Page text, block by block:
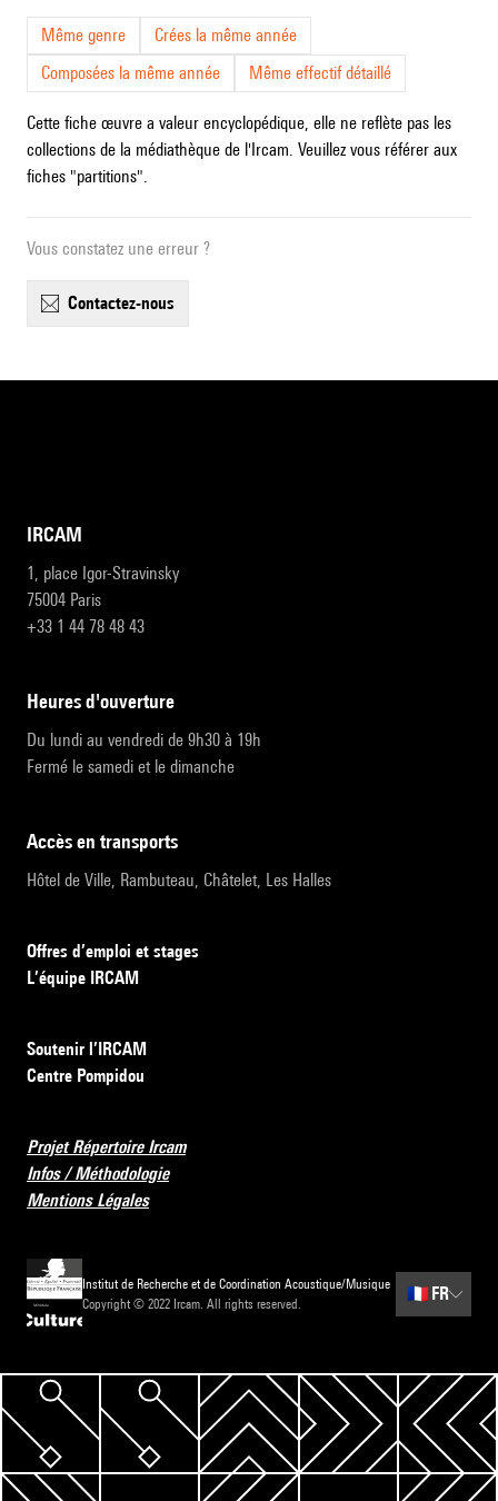
Même genre
Crées la même année
Composées la même année
Même effectif détaillé
Cette fiche œuvre a valeur encyclopédique, elle ne reflète pas les
collections de la médiathèque de l'Ircam. Veuillez vous référer aux
fiches "partitions".
Vous constatez une erreur ?
contactez-nous
IRCAM
1, place Igor-Stravinsky
75004 Paris
+33 1 44 78 48 43
heures d'ouverture
Du lundi au vendredi de 9h30 à 19h
Fermé le samedi et le dimanche
accès en transports
Hôtel de Ville, Rambuteau, Châtelet, Les Halles
Offres d’emploi et stages
L’équipe IRCAM
Soutenir l’IRCAM
Centre Pompidou
Projet Répertoire Ircam
Infos / Méthodologie
Mentions Légales
Institut de Recherche et de Coordination Acoustique/Musique
Copyright © 2022 Ircam. All rights reserved.
🇫🇷 FR